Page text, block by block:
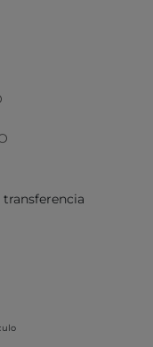
transferencia